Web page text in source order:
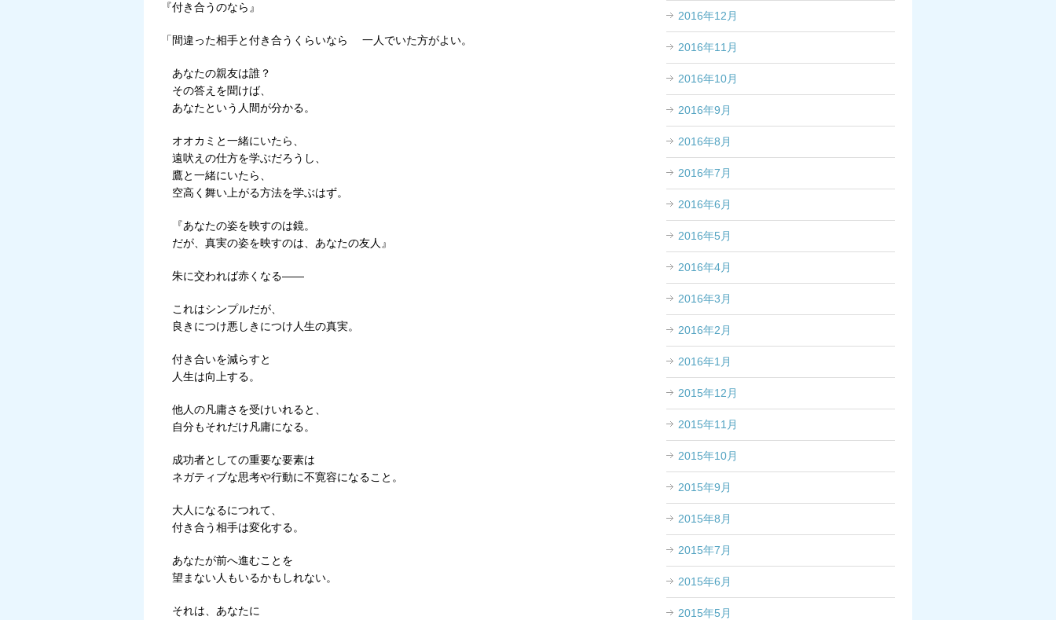
『付き合うのなら』
「間違った相手と付き合うくらいなら 一人でいた方がよい。
あなたの親友は誰？
その答えを聞けば、
あなたという人間が分かる。
オオカミと一緒にいたら、
遠吠えの仕方を学ぶだろうし、
鷹と一緒にいたら、
空高く舞い上がる方法を学ぶはず。
『あなたの姿を映すのは鏡。
だが、真実の姿を映すのは、あなたの友人』
朱に交われば赤くなる――
これはシンプルだが、
良きにつけ悪しきにつけ人生の真実。
付き合いを減らすと
人生は向上する。
他人の凡庸さを受けいれると、
自分もそれだけ凡庸になる。
成功者としての重要な要素は
ネガティブな思考や行動に不寛容になること。
大人になるにつれて、
付き合う相手は変化する。
あなたが前へ進むことを
望まない人もいるかもしれない。
それは、あなたに
2016年12月
2016年11月
2016年10月
2016年9月
2016年8月
2016年7月
2016年6月
2016年5月
2016年4月
2016年3月
2016年2月
2016年1月
2015年12月
2015年11月
2015年10月
2015年9月
2015年8月
2015年7月
2015年6月
2015年5月